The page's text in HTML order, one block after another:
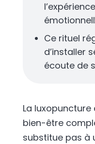
Ce rituel
d’installer
écoute de
La
bien-être
substitue pas à